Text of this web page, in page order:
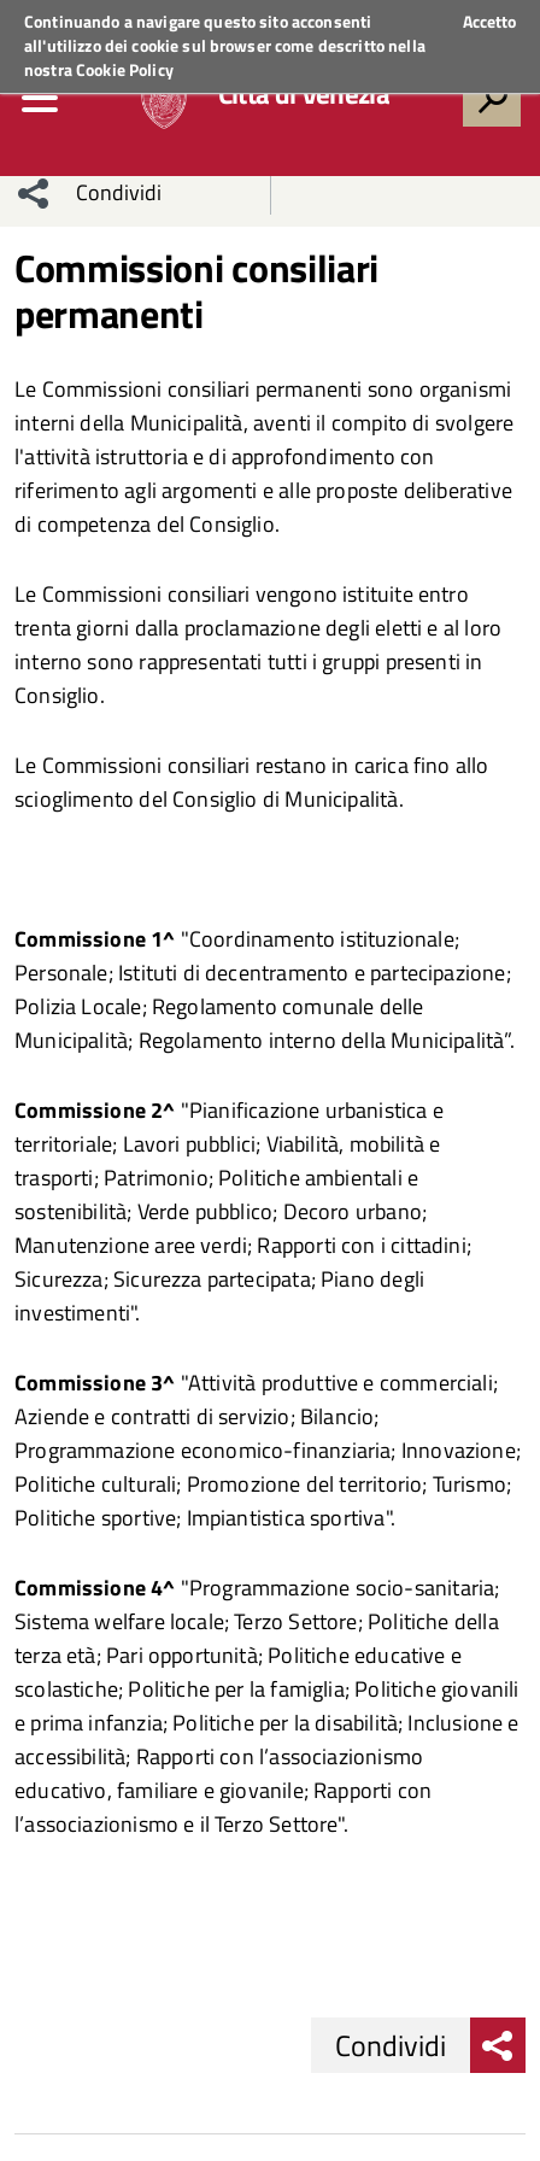
Continuando a navigare questo sito acconsenti
all'utilizzo dei cookie sul browser come descritto nella
nostraCookie Policy
Accetto
Regione VenetoACCEDI AI SERVIZI
Città di Venezia
Condividi
sui social
network
Condividi
Condividi
Facebook
Twitter
Condividi
su
Facebook
Condividi
su
Whatsapp
Commissioni consiliari
permanenti
Le Commissioni consiliari permanenti sono organismi
interni della Municipalità, aventi il compito di svolgere
l'attività istruttoria e di approfondimento con
riferimento agli argomenti e alle proposte deliberative
di competenza del Consiglio.
Le Commissioni consiliari vengono istituite entro
trenta giorni dalla proclamazione degli eletti e al loro
interno sono rappresentati tutti i gruppi presenti in
Consiglio.
Le Commissioni consiliari restano in carica fino allo
scioglimento del Consiglio di Municipalità.
Commissione 1^ "Coordinamento istituzionale;
Personale; Istituti di decentramento e partecipazione;
Polizia Locale; Regolamento comunale delle
Municipalità; Regolamento interno della Municipalità”.
Commissione 2^ "Pianificazione urbanistica e
territoriale; Lavori pubblici; Viabilità, mobilità e
trasporti; Patrimonio; Politiche ambientali e
sostenibilità; Verde pubblico; Decoro urbano;
Manutenzione aree verdi; Rapporti con i cittadini;
Sicurezza; Sicurezza partecipata; Piano degli
investimenti".
Commissione 3^ "Attività produttive e commerciali;
Aziende e contratti di servizio; Bilancio;
Programmazione economico-finanziaria; Innovazione;
Politiche culturali; Promozione del territorio; Turismo;
Politiche sportive; Impiantistica sportiva".
Commissione 4^ "Programmazione socio-sanitaria;
Sistema welfare locale; Terzo Settore; Politiche della
terza età; Pari opportunità; Politiche educative e
scolastiche; Politiche per la famiglia; Politiche giovanili
e prima infanzia; Politiche per la disabilità; Inclusione e
accessibilità; Rapporti con l’associazionismo
educativo, familiare e giovanile; Rapporti con
l’associazionismo e il Terzo Settore".
Condividi